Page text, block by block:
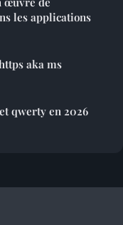
les applications
aka ms
qwerty en 2026